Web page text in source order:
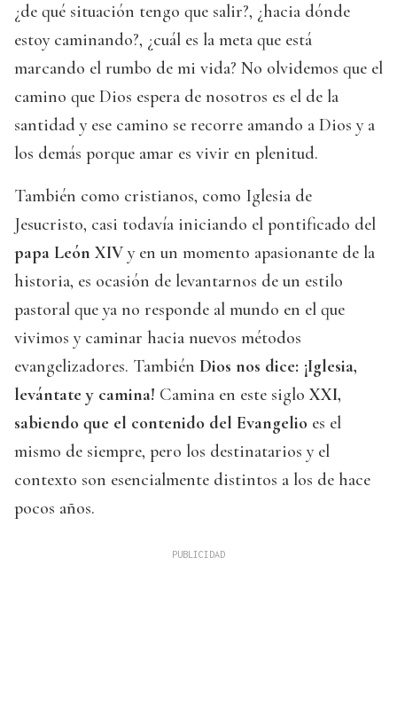
¿de qué situación tengo que salir?, ¿hacia dónde
estoy caminando?, ¿cuál es la meta que está
marcando el rumbo de mi vida? No olvidemos que el
camino que Dios espera de nosotros es el de la
santidad y ese camino se recorre amando a Dios y a
los demás porque amar es vivir en plenitud.
También como cristianos, como Iglesia de
Jesucristo, casi todavía iniciando el pontificado del
papa León XIV y en un momento apasionante de la
historia, es ocasión de levantarnos de un estilo
pastoral que ya no responde al mundo en el que
vivimos y caminar hacia nuevos métodos
evangelizadores. También Dios nos dice: ¡Iglesia,
levántate y camina! Camina en este siglo XXI,
sabiendo que el contenido del Evangelio es el
mismo de siempre, pero los destinatarios y el
contexto son esencialmente distintos a los de hace
pocos años.